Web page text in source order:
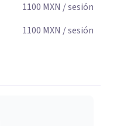
1100 MXN / sesión
1100 MXN / sesión